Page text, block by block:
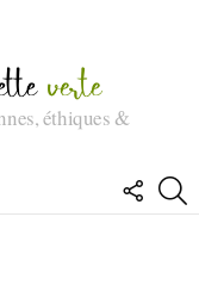
éthiques &
NOUS